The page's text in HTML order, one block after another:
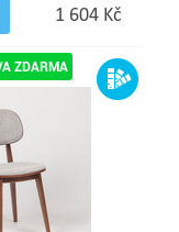
1 604 Kč